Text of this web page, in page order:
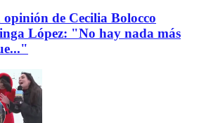
opinión de Cecilia Bolocco
López: "No hay nada más